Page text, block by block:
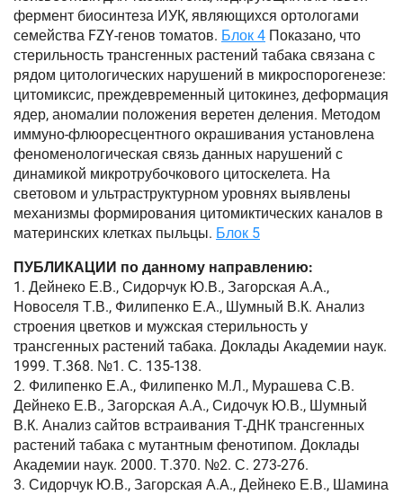
фермент биосинтеза ИУК, являющихся ортологами
семейства FZY-генов томатов. Блок 4 Показано, что
стерильность трансгенных растений табака связана с
рядом цитологических нарушений в микроспорогенезе:
цитомиксис, преждевременный цитокинез, деформация
ядер, аномалии положения веретен деления. Методом
иммуно-флюоресцентного окрашивания установлена
феноменологическая связь данных нарушений с
динамикой микротрубочкового цитоскелета. На
световом и ультраструктурном уровнях выявлены
механизмы формирования цитомиктических каналов в
материнских клетках пыльцы. Блок 5
ПУБЛИКАЦИИ по данному направлению:
1. Дейнеко Е.В., Сидорчук Ю.В., Загорская А.А.,
Новоселя Т.В., Филипенко Е.А., Шумный В.К. Анализ
строения цветков и мужская стерильность у
трансгенных растений табака. Доклады Академии наук.
1999. Т.368. №1. С. 135-138.
2. Филипенко Е.А., Филипенко М.Л., Мурашева С.В.
Дейнеко Е.В., Загорская А.А., Сидочук Ю.В., Шумный
В.К. Анализ сайтов встраивания Т-ДНК трансгенных
растений табака с мутантным фенотипом. Доклады
Академии наук. 2000. Т.370. №2. С. 273-276.
3. Сидорчук Ю.В., Загорская А.А., Дейнеко Е.В., Шамина